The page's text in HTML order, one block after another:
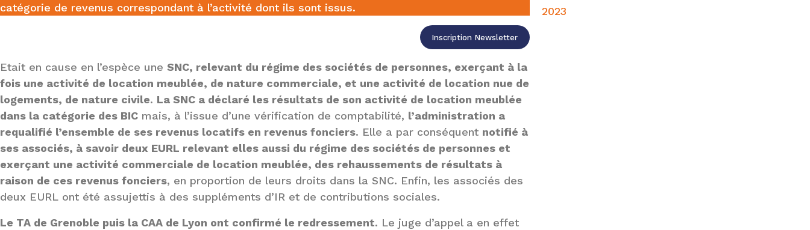
catégorie de revenus correspondant à l’activité dont ils sont issus.
Inscription Newsletter
Etait en cause en l’espèce une SNC, relevant du régime des sociétés de personnes, exerçant à la
fois une activité de location meublée, de nature commerciale, et une activité de location nue de
logements, de nature civile. La SNC a déclaré les résultats de son activité de location meublée
dans la catégorie des BIC mais, à l’issue d’une vérification de comptabilité, l’administration a
requalifié l’ensemble de ses revenus locatifs en revenus fonciers. Elle a par conséquent notifié à
ses associés, à savoir deux EURL relevant elles aussi du régime des sociétés de personnes et
exerçant une activité commerciale de location meublée, des rehaussements de résultats à
raison de ces revenus fonciers, en proportion de leurs droits dans la SNC. Enfin, les associés des
deux EURL ont été assujettis à des suppléments d’IR et de contributions sociales.
Le TA de Grenoble puis la CAA de Lyon ont confirmé le redressement. Le juge d’appel a en effet
2023